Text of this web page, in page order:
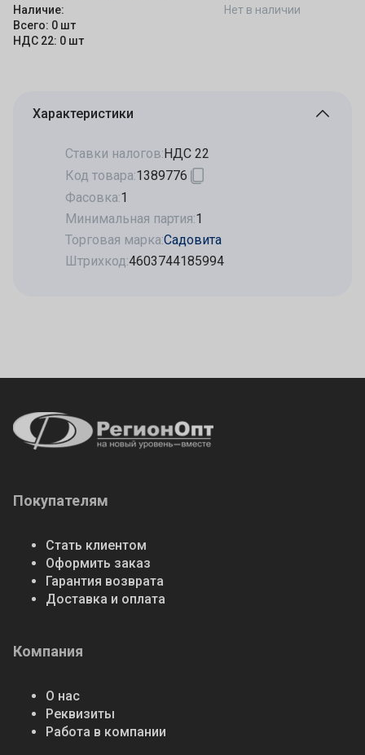
Наличие:
Всего: 0 шт
НДС 22: 0 шт
Нет в наличии
Характеристики
Ставки налогов:НДС 22
Код товара:1389776
Фасовка:1
Минимальная партия:1
Торговая марка:Садовита
Штрихкод:4603744185994
Покупателям
Стать клиентом
Оформить заказ
Гарантия возврата
Доставка и оплата
Компания
О нас
Реквизиты
Работа в компании